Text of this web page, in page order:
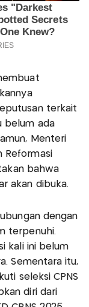
terkait
belum ada
Menteri
Reformasi
bahwa
akan dibuka.
dengan
terpenuhi.
kali ini belum
Sementara itu,
seleksi CPNS
diri dari